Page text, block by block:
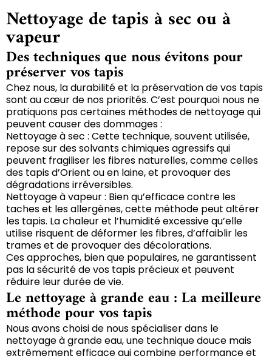
Nettoyage de tapis à sec ou à
vapeur
Des techniques que nous évitons pour
préserver vos tapis
Chez nous, la durabilité et la préservation de vos tapis
sont au cœur de nos priorités. C’est pourquoi nous ne
pratiquons pas certaines méthodes de nettoyage qui
peuvent causer des dommages :
Nettoyage à sec : Cette technique, souvent utilisée,
repose sur des solvants chimiques agressifs qui
peuvent fragiliser les fibres naturelles, comme celles
des tapis d’Orient ou en laine, et provoquer des
dégradations irréversibles.
Nettoyage à vapeur : Bien qu’efficace contre les
taches et les allergènes, cette méthode peut altérer
les tapis. La chaleur et l’humidité excessive qu’elle
utilise risquent de déformer les fibres, d’affaiblir les
trames et de provoquer des décolorations.
Ces approches, bien que populaires, ne garantissent
pas la sécurité de vos tapis précieux et peuvent
réduire leur durée de vie.
Le nettoyage à grande eau : La meilleure
méthode pour vos tapis
Nous avons choisi de nous spécialiser dans le
nettoyage à grande eau, une technique douce mais
extrêmement efficace qui combine performance et